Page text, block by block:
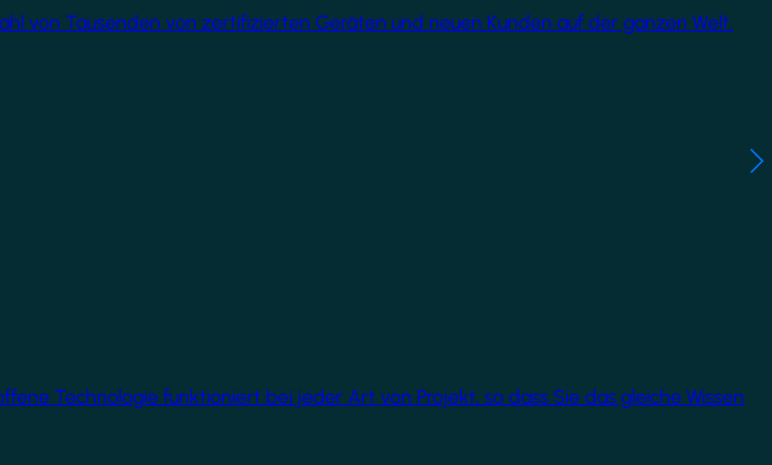
von Tausenden von zertifizierten Geräten und neuen Kunden auf der ganzen Welt.
Technologie funktioniert bei jeder Art von Projekt, so dass Sie das gleiche Wissen